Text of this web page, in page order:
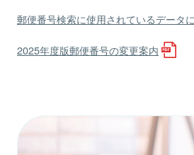
郵便番号検索に使用されているデータ
2025年度版郵便番号の変更案内